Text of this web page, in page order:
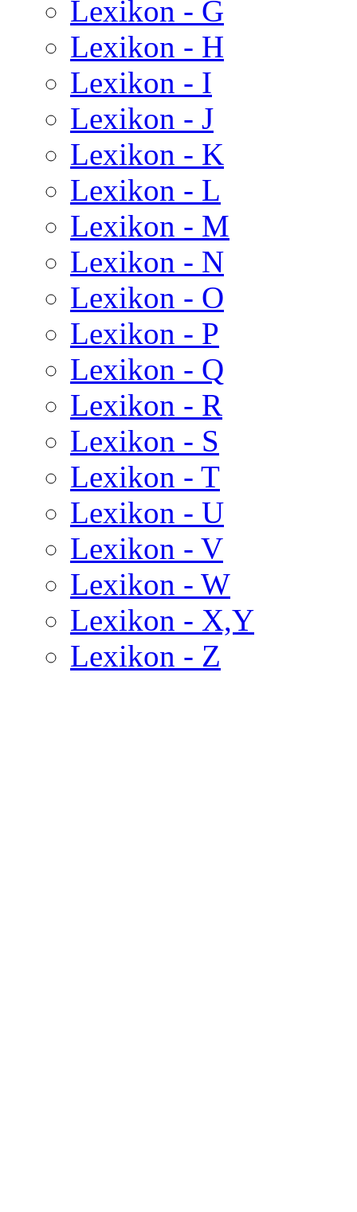
Lexikon - G
Lexikon - H
Lexikon - I
Lexikon - J
Lexikon - K
Lexikon - L
Lexikon - M
Lexikon - N
Lexikon - O
Lexikon - P
Lexikon - Q
Lexikon - R
Lexikon - S
Lexikon - T
Lexikon - U
Lexikon - V
Lexikon - W
Lexikon - X,Y
Lexikon - Z